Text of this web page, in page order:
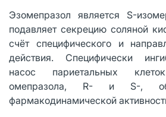
Эзомепразол является S-
подавляет секрецию соляной
счёт специфического и
действия. Специфически
насос париетальных
омепразола, R- и S-,
фармакодинамической